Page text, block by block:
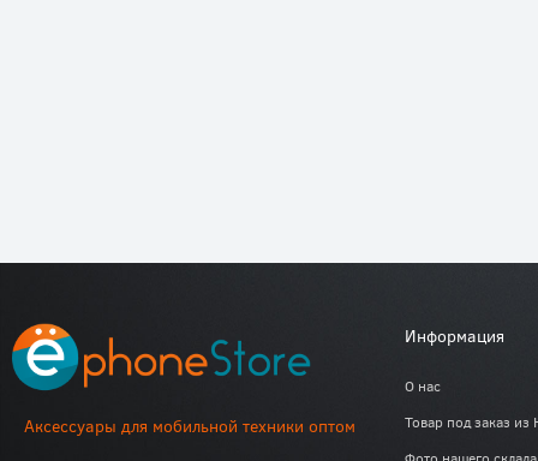
Аксессуары для мобильной техники оптом
Информация
О нас
Товар под заказ из